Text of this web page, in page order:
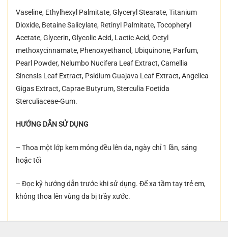
Vaseline, Ethylhexyl Palmitate, Glyceryl Stearate, Titanium
Dioxide, Betaine Salicylate, Retinyl Palmitate, Tocopheryl
Acetate, Glycerin, Glycolic Acid, Lactic Acid, Octyl
methoxycinnamate, Phenoxyethanol, Ubiquinone, Parfum,
Pearl Powder, Nelumbo Nucifera Leaf Extract, Camellia
Sinensis Leaf Extract, Psidium Guajava Leaf Extract, Angelica
Gigas Extract, Caprae Butyrum, Sterculia Foetida
Sterculiaceae-Gum.
HƯỚNG DẪN SỬ DỤNG
– Thoa một lớp kem mỏng đều lên da, ngày chỉ 1 lần, sáng
hoặc tối
– Đọc kỹ hướng dẫn trước khi sử dụng. Để xa tầm tay trẻ em,
không thoa lên vùng da bị trầy xước.